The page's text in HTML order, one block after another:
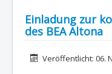
Einladung zur
des BEA Altona
DetailsVeröffentlicht: 06.